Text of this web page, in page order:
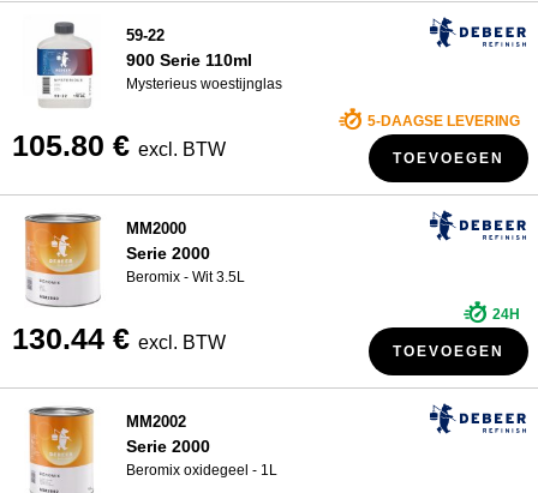
59-22
900 Serie 110ml
Mysterieus woestijnglas
105.80 € excl. BTW
5-DAAGSE LEVERING
TOEVOEGEN
MM2000
Serie 2000
Beromix - Wit 3.5L
130.44 € excl. BTW
24H
TOEVOEGEN
MM2002
Serie 2000
Beromix oxidegeel - 1L